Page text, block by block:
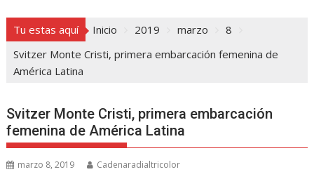
Tu estas aquí Inicio 2019 marzo
8
Svitzer Monte Cristi, primera embarcación femenina de
América Latina
Svitzer Monte Cristi, primera embarcación
femenina de América Latina
marzo 8, 2019 Cadenaradialtricolor